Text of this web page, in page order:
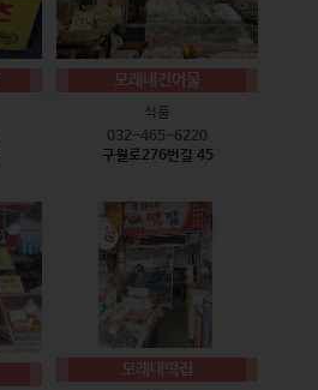
모래내건어물
식품
032-465-6220
구월로276번길 45
모래내떡집